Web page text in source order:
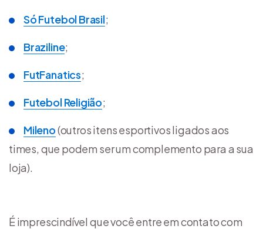
Só Futebol Brasil;
Braziline;
FutFanatics;
Futebol Religião;
Mileno(outros itens esportivos ligados aos
times, que podem ser um complemento para a sua
loja).
É imprescindível que você entre em contato com